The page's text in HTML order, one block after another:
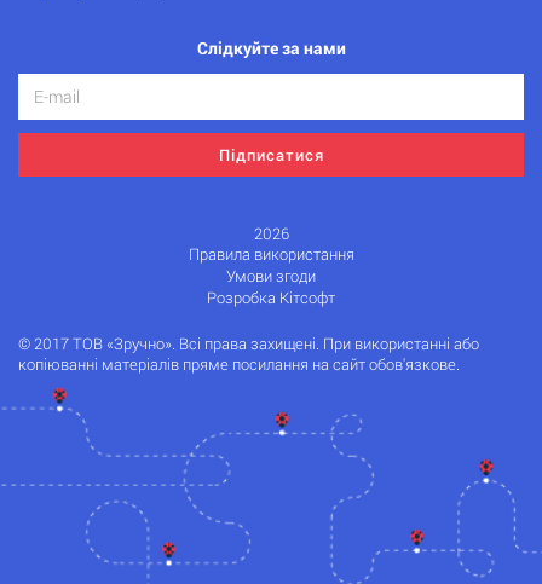
Слідкуйте за нами
Підписатися
2026
Правила використання
Умови згоди
Розробка Кітсофт
© 2017 ТОВ «Зручно». Всі права захищені. При використанні або
копіюванні матеріалів пряме посилання на сайт обов'язкове.